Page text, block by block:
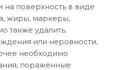
на поверхность в виде
жиры, маркеры,
также удалить.
или неровности,
необходимо
поражённые